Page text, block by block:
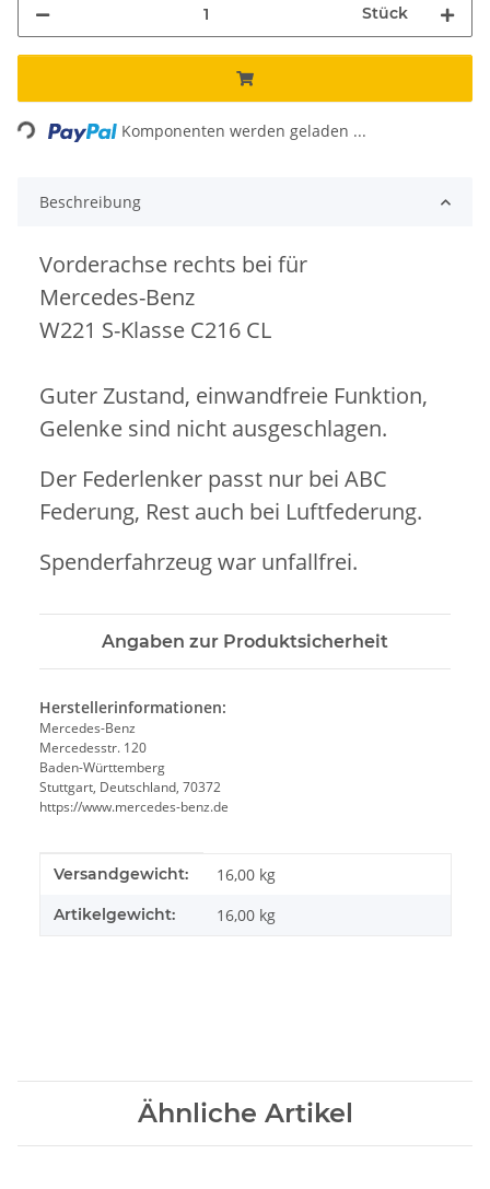
Stück
Loading... Komponenten werden geladen ...
Beschreibung
Vorderachse rechts bei für
Mercedes-Benz
W221 S-Klasse C216 CL
Guter Zustand, einwandfreie Funktion,
Gelenke sind nicht ausgeschlagen.
Der Federlenker passt nur bei ABC
Federung, Rest auch bei Luftfederung.
Spenderfahrzeug war unfallfrei.
Angaben zur Produktsicherheit
Herstellerinformationen:
Mercedes-Benz
Mercedesstr. 120
Baden-Württemberg
Stuttgart, Deutschland, 70372
https://www.mercedes-benz.de
Produkteigenschaft
Wert
Versandgewicht: 16,00 kg
Artikelgewicht: 16,00 kg
Ähnliche Artikel